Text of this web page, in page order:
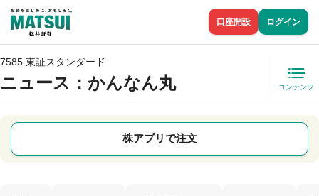
口座開設 ログイン
7585 東証スタンダード
ニュース ：かんなん丸 コンテンツ
株アプリで注文